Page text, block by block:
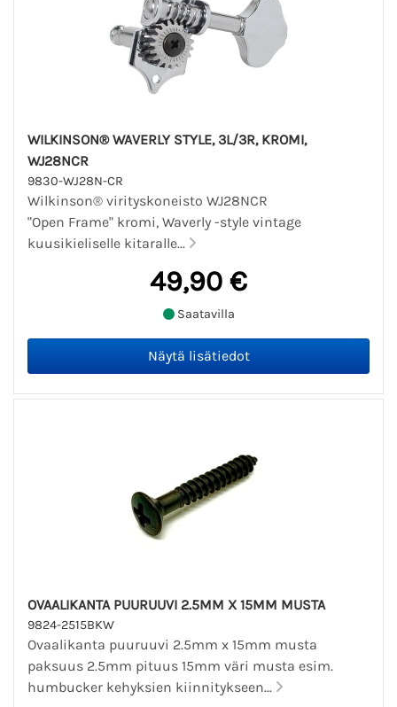
WILKINSON® WAVERLY STYLE, 3L/3R, KROMI,
WJ28NCR
9830-WJ28N-CR
Wilkinson® virityskoneisto WJ28NCR
"Open Frame" kromi, Waverly -style vintage
kuusikieliselle kitaralle...
49,90 €
Saatavilla
OVAALIKANTA PUURUUVI 2.5MM X 15MM MUSTA
9824-2515BKW
Ovaalikanta puuruuvi 2.5mm x 15mm musta
paksuus 2.5mm pituus 15mm väri musta esim.
humbucker kehyksien kiinnitykseen...